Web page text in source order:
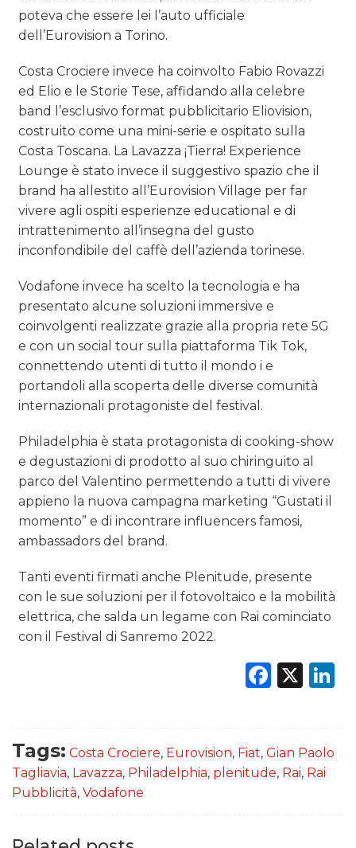
poteva che essere lei l’auto ufficiale
dell’Eurovision a Torino.
Costa Crociere invece ha coinvolto Fabio Rovazzi
ed Elio e le Storie Tese, affidando alla celebre
band l’esclusivo format pubblicitario Eliovision,
costruito come una mini-serie e ospitato sulla
Costa Toscana. La Lavazza ¡Tierra! Experience
Lounge è stato invece il suggestivo spazio che il
brand ha allestito all’Eurovision Village per far
vivere agli ospiti esperienze educational e di
intrattenimento all’insegna del gusto
inconfondibile del caffè dell’azienda torinese.
Vodafone invece ha scelto la tecnologia e ha
presentato alcune soluzioni immersive e
coinvolgenti realizzate grazie alla propria rete 5G
e con un social tour sulla piattaforma Tik Tok,
connettendo utenti di tutto il mondo i e
portandoli alla scoperta delle diverse comunità
internazionali protagoniste del festival.
Philadelphia è stata protagonista di cooking-show
e degustazioni di prodotto al suo chiringuito al
parco del Valentino permettendo a tutti di vivere
appieno la nuova campagna marketing “Gustati il
momento” e di incontrare influencers famosi,
ambassadors del brand.
Tanti eventi firmati anche Plenitude, presente
con le sue soluzioni per il fotovoltaico e la mobilità
elettrica, che salda un legame con Rai cominciato
con il Festival di Sanremo 2022.
X
Tags: Costa Crociere, Eurovision, Fiat, Gian Paolo
Tagliavia, Lavazza, Philadelphia, plenitude, Rai, Rai
Pubblicità, Vodafone